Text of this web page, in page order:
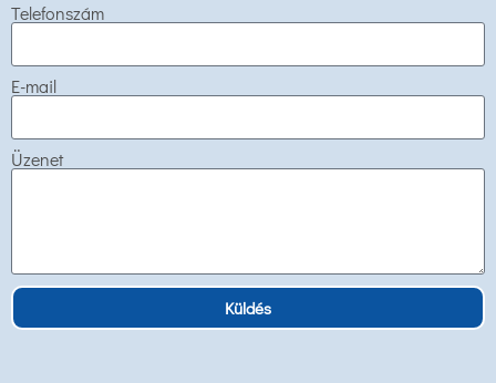
Telefonszám
E-mail
Üzenet
Küldés